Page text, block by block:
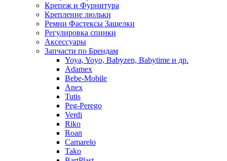
Крепеж и Фурнитура
Крепление люльки
Ремни Фастексы Защелки
Регулировка спинки
Аксессуары
Запчасти по Брендам
Yoya, Yoyo, Babyzen, Babytime и др.
Adamex
Bebe-Mobile
Anex
Tutis
Peg-Perego
Verdi
Riko
Roan
Camarelo
Tako